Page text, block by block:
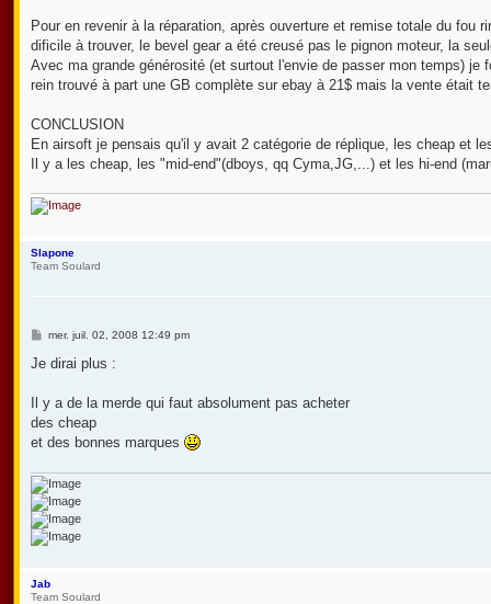
Pour en revenir à la réparation, après ouverture et remise totale du fou
dificile à trouver, le bevel gear a été creusé pas le pignon moteur, la
Avec ma grande générosité (et surtout l'envie de passer mon temps)
rein trouvé à part une GB complète sur ebay à 21$ mais la vente était
CONCLUSION
En airsoft je pensais qu'il y avait 2 catégorie de réplique, les cheap et
Il y a les cheap, les "mid-end"(dboys, qq Cyma,JG,...) et les hi-end
Slapone
Team Soulard
M
s
g
e
mer. juil. 02, 2008 12:49 pm
Je dirai plus :
Il y a de la merde qui faut absolument pas acheter
des cheap
et des bonnes marques
Jab
Team Soulard